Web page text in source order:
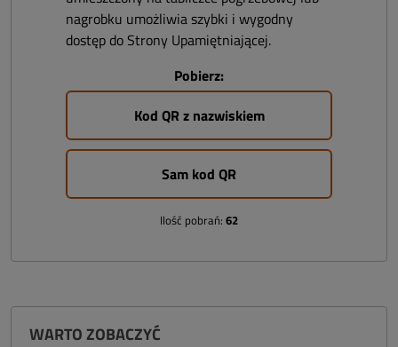
nagrobku umożliwia szybki i wygodny
dostęp do Strony Upamiętniającej.
Pobierz:
Kod QR z nazwiskiem
Sam kod QR
Ilość pobrań: 62
WARTO ZOBACZYĆ